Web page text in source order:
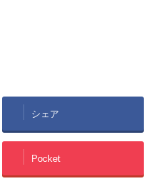
シェア
Pocket